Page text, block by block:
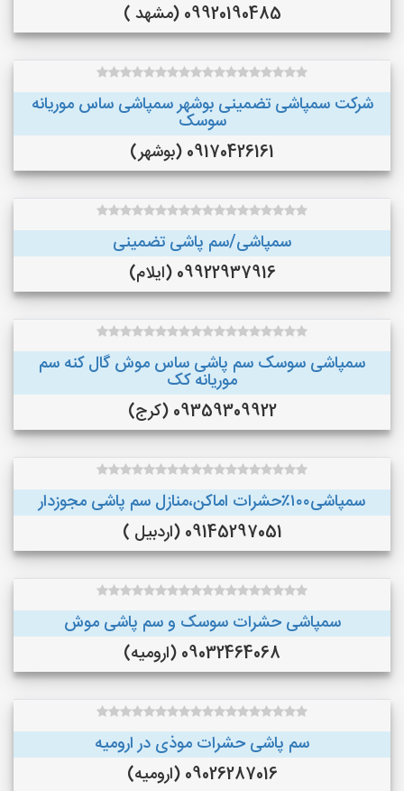
09920190485 (مشهد )
شرکت سمپاشی تضمینی بوشهر سمپاشی ساس موریانه
سوسک
09170426161 (بوشهر)
سمپاشی/سم پاشی تضمینی
09922937916 (ایلام)
سمپاشی سوسک سم پاشی ساس موش گال کنه سم
موریانه کک
09359309922 (کرج)
سمپاشی۱۰۰٪حشرات اماکن،منازل سم پاشی مجوزدار
09145297051 (اردبیل )
سمپاشی حشرات سوسک و سم پاشی موش
09032464068 (ارومیه)
سم پاشی حشرات موذی در ارومیه
09026287016 (ارومیه)